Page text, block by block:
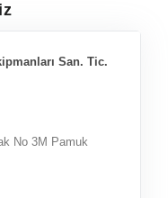
San. Tic.
No 3M Pamuk